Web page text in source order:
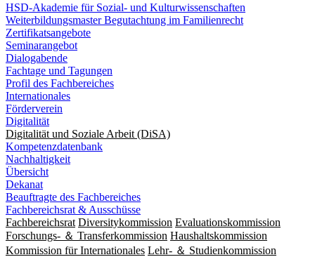
HSD-Akademie für Sozial- und Kulturwissenschaften
Weiterbildungsmaster Begutachtung im Familienrecht
Zertifikatsangebote
Seminarangebot
Dialogabende
Fachtage und Tagungen
Profil des Fachbereiches
Internationales
Förderverein
Digitalität
Digitalität und Soziale Arbeit (DiSA)
Kompetenzdatenbank
Nachhaltigkeit
Übersicht
Dekanat
Beauftragte des Fachbereiches
Fachbereichsrat & Ausschüsse
Fachbereichsrat Diversitykommission Evaluationskommission
Forschungs- ＆ Transferkommission Haushaltskommission
Kommission für Internationales Lehr- ＆ Studienkommission